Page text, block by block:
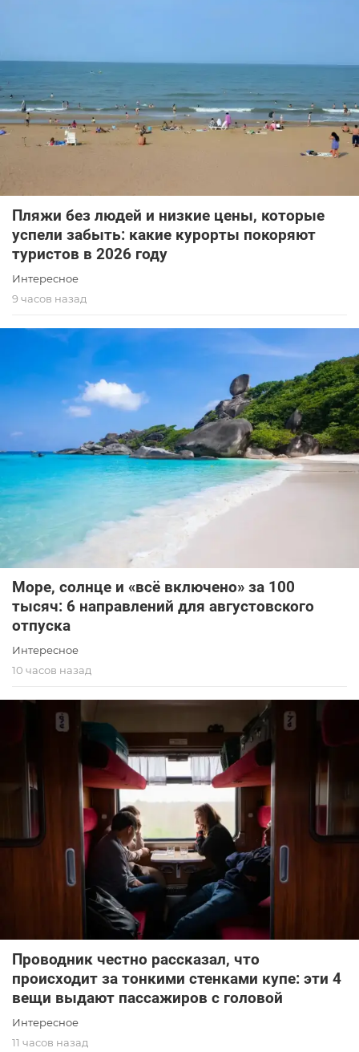
Пляжи без людей и низкие цены, которые
успели забыть: какие курорты покоряют
туристов в 2026 году
Интересное
9 часов назад
Море, солнце и «всё включено» за 100
тысяч: 6 направлений для августовского
отпуска
Интересное
10 часов назад
Проводник честно рассказал, что
происходит за тонкими стенками купе: эти 4
вещи выдают пассажиров с головой
Интересное
11 часов назад